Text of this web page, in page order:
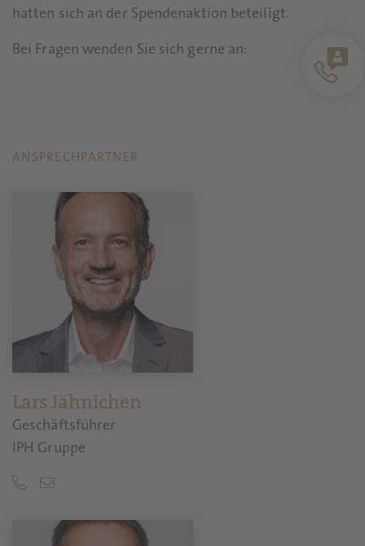
hatten sich an der Spendenaktion beteiligt.
Bei Fragen wenden Sie sich gerne an:
ANSPRECHPARTNER
Lars Jähnichen
Geschäftsführer
IPH Gruppe